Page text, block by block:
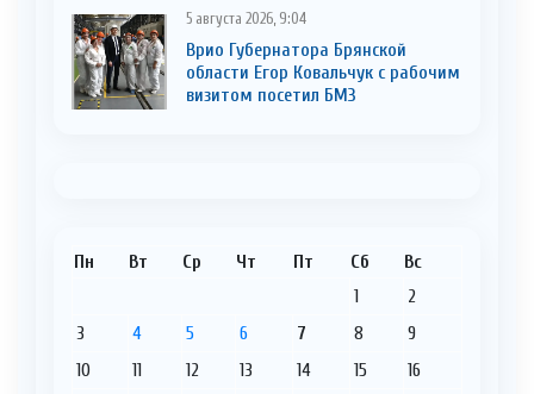
5 августа 2026, 9:04
Врио Губернатора Брянской
области Егор Ковальчук с рабочим
визитом посетил БМЗ
Пн Вт Ср Чт Пт Сб Вс
1
2
3
4 5 6 7 8
9
10
11 12 13 14 15
16